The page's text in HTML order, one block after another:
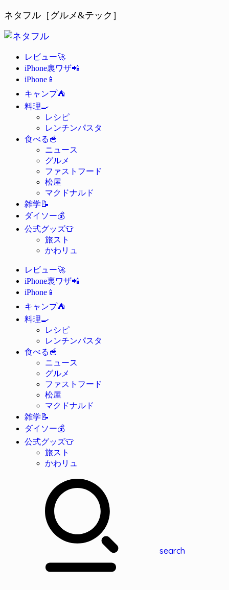
ネタフル［グルメ&テック］
レビュー🚀
iPhone裏ワザ📲
iPhone 📱
キャンプ⛺
料理🍳
レシピ
レンチンパスタ
食べる 🥣
ニュース
グルメ
ファストフード
松屋
マクドナルド
雑学📝
ダイソー💰
公式グッズ👕
旅スト
かわリュ
レビュー🚀
iPhone裏ワザ📲
iPhone 📱
キャンプ⛺
料理🍳
レシピ
レンチンパスタ
食べる 🥣
ニュース
グルメ
ファストフード
松屋
マクドナルド
雑学📝
ダイソー💰
公式グッズ👕
旅スト
かわリュ
search